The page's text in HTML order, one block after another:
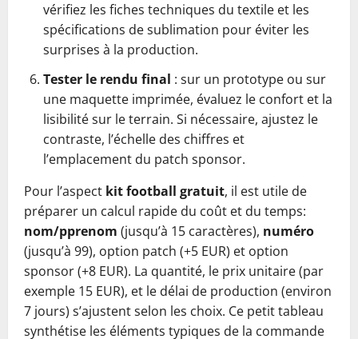
vérifiez les fiches techniques du textile et les
spécifications de sublimation pour éviter les
surprises à la production.
Tester le rendu final : sur un prototype ou sur
une maquette imprimée, évaluez le confort et la
lisibilité sur le terrain. Si nécessaire, ajustez le
contraste, l’échelle des chiffres et
l’emplacement du patch sponsor.
Pour l’aspect kit football gratuit, il est utile de
préparer un calcul rapide du coût et du temps:
nom/pprenom (jusqu’à 15 caractères), numéro
(jusqu’à 99), option patch (+5 EUR) et option
sponsor (+8 EUR). La quantité, le prix unitaire (par
exemple 15 EUR), et le délai de production (environ
7 jours) s’ajustent selon les choix. Ce petit tableau
synthétise les éléments typiques de la commande